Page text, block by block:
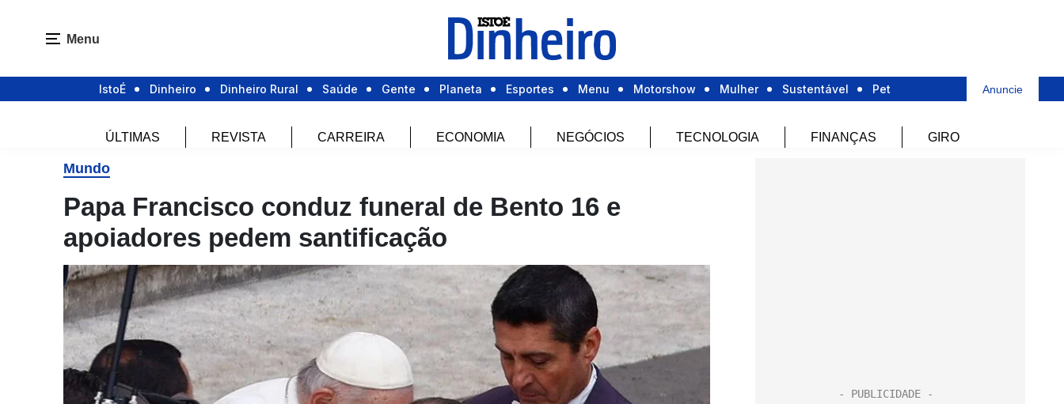
Menu
IstoÉ Dinheiro Dinheiro Rural Saúde Gente Planeta Esportes Menu Motorshow Mulher Sustentável Pet Anuncie
ÚLTIMAS REVISTA CARREIRA ECONOMIA NEGÓCIOS TECNOLOGIA FINANÇAS GIRO
Mundo
Papa Francisco conduz funeral de Bento 16 e
apoiadores pedem santificação